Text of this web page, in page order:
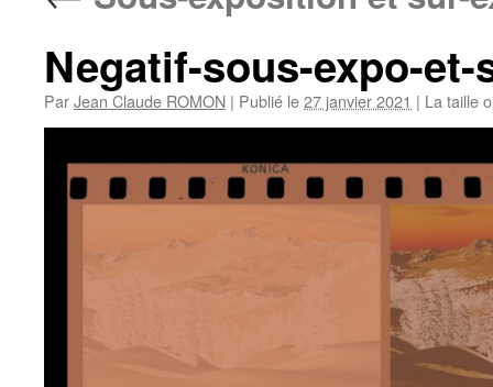
Negatif-sous-expo-et-
ParJean Claude ROMON | Publié le27 janvier 2021 | La taille